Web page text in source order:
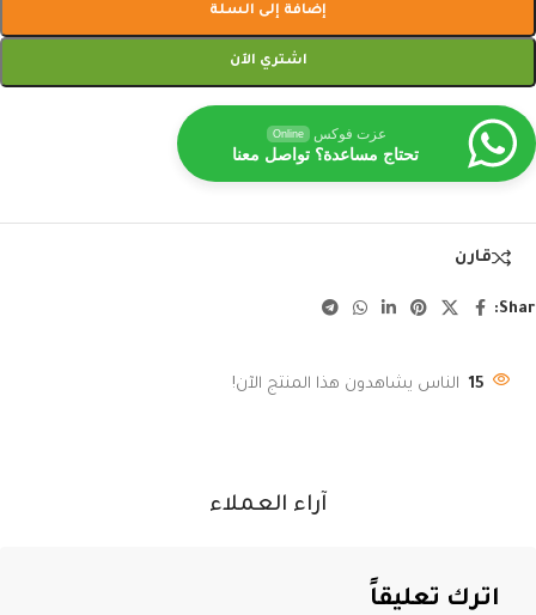
إضافة إلى السلة
اشتري الآن
عزت فوكس Online
تحتاج مساعدة؟ تواصل معنا
قارن
15 الناس يشاهدون هذا المنتج الآن!
آراء العملاء
اترك تعليقاً